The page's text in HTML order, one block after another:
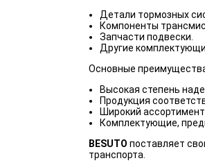
Детали тормозных
Компоненты
Запчасти подвески.
Другие
Основные
Высокая степень
Продукция
Широкий
Комплектующие,
BESUTO поставляет
транспорта.